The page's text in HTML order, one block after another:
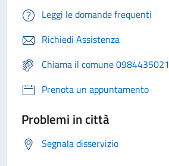
Leggi le domande frequenti
Richiedi Assistenza
Chiama il comune 0984435021
Prenota un appuntamento
Problemi in città
Segnala disservizio